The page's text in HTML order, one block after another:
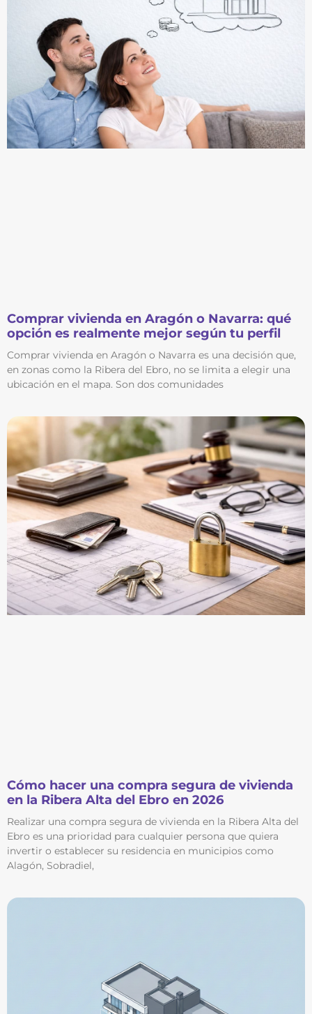
Comprar vivienda en Aragón o Navarra: qué
opción es realmente mejor según tu perfil
Comprar vivienda en Aragón o Navarra es una decisión que,
en zonas como la Ribera del Ebro, no se limita a elegir una
ubicación en el mapa. Son dos comunidades
Cómo hacer una compra segura de vivienda
en la Ribera Alta del Ebro en 2026
Realizar una compra segura de vivienda en la Ribera Alta del
Ebro es una prioridad para cualquier persona que quiera
invertir o establecer su residencia en municipios como
Alagón, Sobradiel,